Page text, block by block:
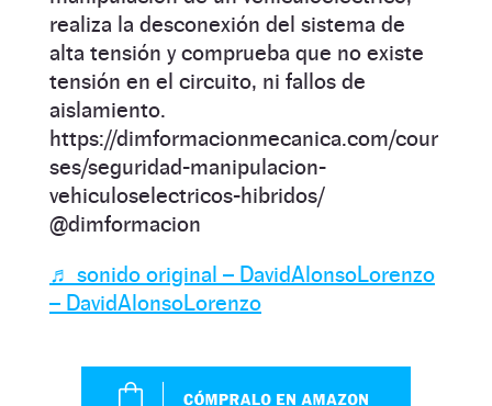
realiza la desconexión del sistema de
alta tensión y comprueba que no existe
tensión en el circuito, ni fallos de
aislamiento.
https://dimformacionmecanica.com/cour
ses/seguridad-manipulacion-
vehiculoselectricos-hibridos/
@dimformacion
♬ sonido original – DavidAlonsoLorenzo
– DavidAlonsoLorenzo